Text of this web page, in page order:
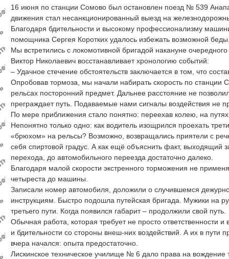
16 июня по станции Сомово был остановлен поезд № 539
движения стал несанкционированный выезд на
Благодаря бдительности и высокому профессионализму
помощника Сергея Коротких удалось избежать возможной
Мы встретились с локомотивной бригадой накануне
Виктор Николаевич восстанавливает хронологию событий:
– Удачное стечение обстоятельств заключается в том, что
Опробовав тормоза, мы начали набирать скорость по станции
рельсах посторонний предмет. Дальнее расстояние не
преграждает путь. Подаваемые нами сигналы воздействия не
По мере приближения стало понятно: переехав колею, на
Непонятно только одно: как водитель изощрился проехать
«брюхом» на рельсы? Возможно, возвращались приятели с
себя спиртовой градус. А как ещё объяснить факт, выходящий
перехода, до автомобильного переезда достаточно далеко.
Благодаря малой скорости экстренного торможения не
четыреста до машины.
Записали номер автомобиля, доложили о случившемся
инструкциям. Быстро подошла путейская бригада. Мужики на
третьего пути. Когда появился габарит – продолжили свой путь.
Обычная работа, которая требует не просто ответственности
и бдительности со стороны внеш-них воздействий. А их в пути
вчера начался: опыта предостаточно.
Лискинское техническое училище № 6 дало права на вождение